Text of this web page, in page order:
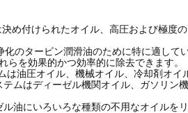
め付けられたオイル、高圧および極度
のタービン潤滑油のために特に適し
を効果的かつ効率的に除去できます。
は油圧オイル、機械オイル、冷却剤オ
ムはディーゼル機関オイル、ガソリン
油にいろいろな種類の不用なオイルを